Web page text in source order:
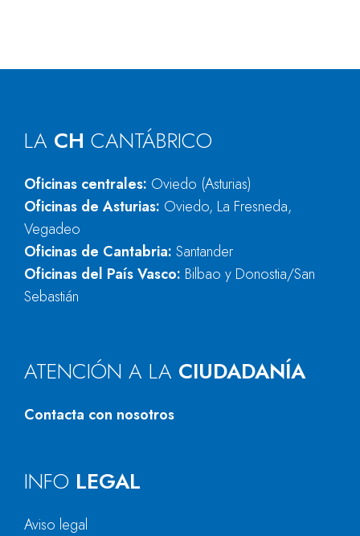
LA CH CANTÁBRICO
Oficinas centrales: Oviedo (Asturias)
Oficinas de Asturias: Oviedo, La Fresneda,
Vegadeo
Oficinas de Cantabria: Santander
Oficinas del País Vasco: Bilbao y Donostia/San
Sebastián
ATENCIÓN A LA CIUDADANÍA
Contacta con nosotros
INFO LEGAL
Aviso legal